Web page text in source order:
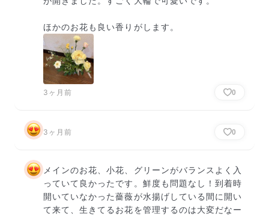
ほかのお花も良い香りがします。
3ヶ月前 0
3ヶ月前 0
メインのお花、小花、グリーンがバランスよく入
っていて良かったです。鮮度も問題なし！到着時
開いていなかった薔薇が水揚げしている間に開い
て来て、生きてるお花を管理するのは大変だなー